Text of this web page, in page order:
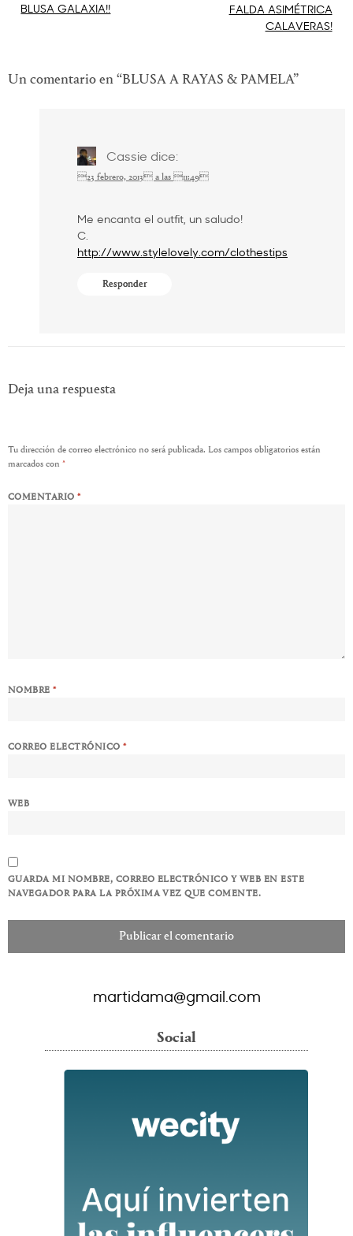
Navegación
BLUSA GALAXIA!!
FALDA ASIMÉTRICA
CALAVERAS!
Un comentario en “BLUSA A RAYAS & PAMELA”
Cassie dice:
23 febrero, 2013 a las 11:49
Me encanta el outfit, un saludo!
C.
http://www.stylelovely.com/clothestips
Responder
Deja una respuesta
Tu dirección de correo electrónico no será publicada. Los campos obligatorios están
marcados con *
COMENTARIO*
NOMBRE*
CORREO ELECTRÓNICO*
WEB
GUARDA MI NOMBRE, CORREO ELECTRÓNICO Y WEB EN ESTE
NAVEGADOR PARA LA PRÓXIMA VEZ QUE COMENTE.
martidama@gmail.com
Social